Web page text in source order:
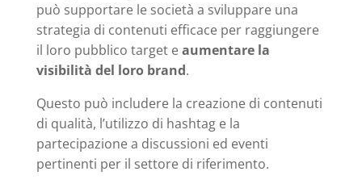
può supportare le società a sviluppare una
strategia di contenuti efficace per raggiungere
il loro pubblico target eaumentare la
visibilità del loro brand.
Questo può includere la creazione di contenuti
di qualità, l’utilizzo di hashtag e la
partecipazione a discussioni ed eventi
pertinenti per il settore di riferimento.